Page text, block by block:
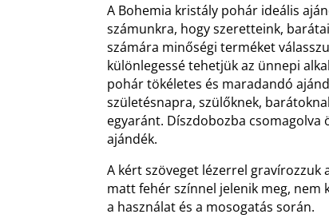
A Bohemia kristály pohár ideális
számunkra, hogy szeretteink,
számára minőségi terméket
különlegessé tehetjük az ünnepi
pohár tökéletes és maradandó
születésnapra, szülőknek,
egyaránt. Díszdobozba csomagolva
ajándék.
A kért szöveget lézerrel gravírozzuk
matt fehér színnel jelenik meg, nem
a használat és a mosogatás során.